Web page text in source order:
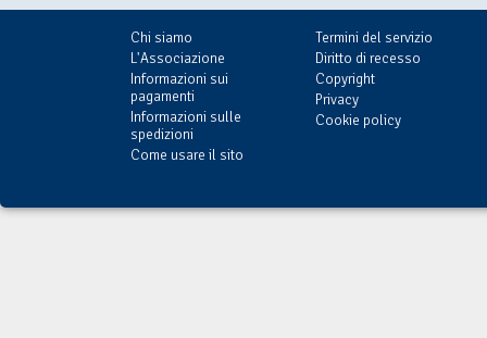
Chi siamo
L'Associazione
Informazioni sui
pagamenti
Informazioni sulle
spedizioni
Come usare il sito
Termini del servizio
Diritto di recesso
Copyright
Privacy
Cookie policy